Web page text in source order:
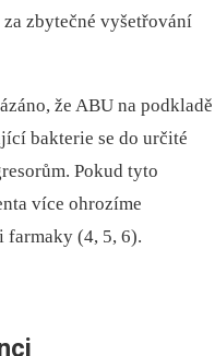
zbytečné vyšetřování
že ABU na podkladě
bakterie se do určité
Pokud tyto
více ohrozíme
(4, 5, 6).